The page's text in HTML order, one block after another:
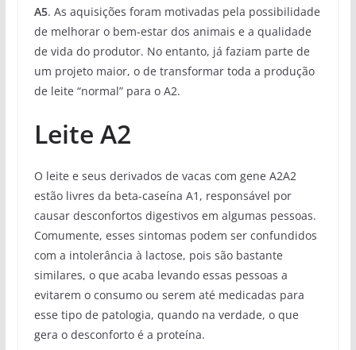
A5. As aquisições foram motivadas pela possibilidade
de melhorar o bem-estar dos animais e a qualidade
de vida do produtor. No entanto, já faziam parte de
um projeto maior, o de transformar toda a produção
de leite “normal” para o A2.
Leite A2
O leite e seus derivados de vacas com gene A2A2
estão livres da beta-caseína A1, responsável por
causar desconfortos digestivos em algumas pessoas.
Comumente, esses sintomas podem ser confundidos
com a intolerância à lactose, pois são bastante
similares, o que acaba levando essas pessoas a
evitarem o consumo ou serem até medicadas para
esse tipo de patologia, quando na verdade, o que
gera o desconforto é a proteína.